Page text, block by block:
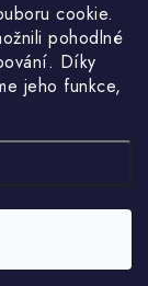
cookie.
pohodlné
Díky
jeho funkce,